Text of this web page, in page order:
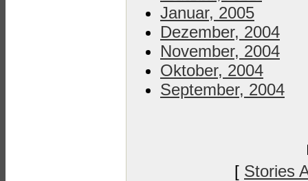
Januar, 2005
Dezember, 2004
November, 2004
Oktober, 2004
September, 2004
[ Stories